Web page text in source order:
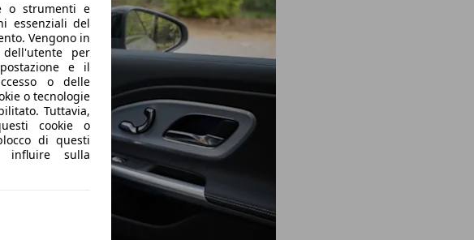
o strumenti e
essenziali del
Vengono in
per
e il
o delle
o tecnologie
Tuttavia,
cookie o
di questi
influire sulla